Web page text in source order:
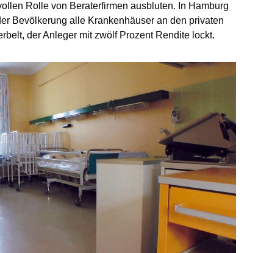
Rolle von Beraterfirmen ausbluten. In Hamburg
Bevölkerung alle Krankenhäuser an den privaten
der Anleger mit zwölf Prozent Rendite lockt.